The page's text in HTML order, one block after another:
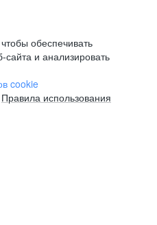
обеспечивать
и анализировать
cookie
Правила использования